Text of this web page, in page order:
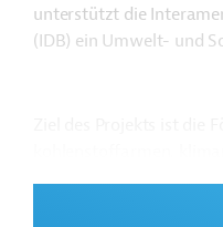
unterstützt die
(IDB) ein Umwelt- und
inklusiven Entwicklung